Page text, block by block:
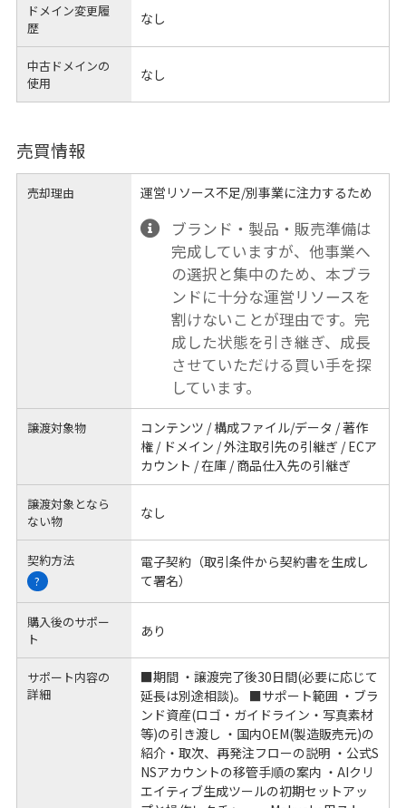
ドメイン変更履
歴
なし
中古ドメインの
使用
なし
売買情報
売却理由 運営リソース不足/別事業に注力するため
ブランド・製品・販売準備は
完成していますが、他事業へ
の選択と集中のため、本ブラ
ンドに十分な運営リソースを
割けないことが理由です。完
成した状態を引き継ぎ、成長
させていただける買い手を探
しています。
譲渡対象物
コンテンツ / 構成ファイル/データ / 著作
権 / ドメイン / 外注取引先の引継ぎ / ECア
カウント / 在庫 / 商品仕入先の引継ぎ
譲渡対象となら
ない物
なし
契約方法
?
電子契約（取引条件から契約書を生成し
て署名）
購入後のサポー
ト
あり
サポート内容の
詳細
■期間 ・譲渡完了後30日間(必要に応じて
延長は別途相談)。 ■サポート範囲 ・ブラ
ンド資産(ロゴ・ガイドライン・写真素材
等)の引き渡し ・国内OEM(製造販売元)の
紹介・取次、再発注フローの説明 ・公式S
NSアカウントの移管手順の案内 ・AIクリ
エイティブ生成ツールの初期セットアッ